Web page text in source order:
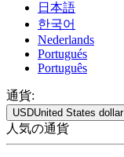
日本語
한국어
Nederlands
Portugués
Português
通貨:
USDUnited States dollar
人気の通貨